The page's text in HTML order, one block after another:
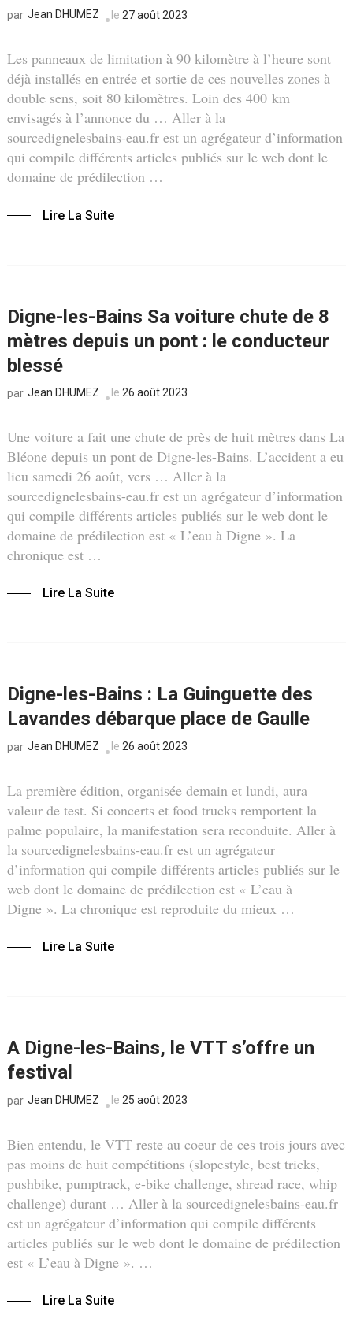
par Jean DHUMEZ le 27 août 2023
Les panneaux de limitation à 90 kilomètre à l’heure sont
déjà installés en entrée et sortie de ces nouvelles zones à
double sens, soit 80 kilomètres. Loin des 400 km
envisagés à l’annonce du … Aller à la
sourcedignelesbains-eau.fr est un agrégateur d’information
qui compile différents articles publiés sur le web dont le
domaine de prédilection …
Lire La Suite
Digne-les-Bains Sa voiture chute de 8
mètres depuis un pont : le conducteur
blessé
par Jean DHUMEZ le 26 août 2023
Une voiture a fait une chute de près de huit mètres dans La
Bléone depuis un pont de Digne-les-Bains. L’accident a eu
lieu samedi 26 août, vers … Aller à la
sourcedignelesbains-eau.fr est un agrégateur d’information
qui compile différents articles publiés sur le web dont le
domaine de prédilection est « L’eau à Digne ». La
chronique est …
Lire La Suite
Digne-les-Bains : La Guinguette des
Lavandes débarque place de Gaulle
par Jean DHUMEZ le 26 août 2023
La première édition, organisée demain et lundi, aura
valeur de test. Si concerts et food trucks remportent la
palme populaire, la manifestation sera reconduite. Aller à
la sourcedignelesbains-eau.fr est un agrégateur
d’information qui compile différents articles publiés sur le
web dont le domaine de prédilection est « L’eau à
Digne ». La chronique est reproduite du mieux …
Lire La Suite
A Digne-les-Bains, le VTT s’offre un
festival
par Jean DHUMEZ le 25 août 2023
Bien entendu, le VTT reste au coeur de ces trois jours avec
pas moins de huit compétitions (slopestyle, best tricks,
pushbike, pumptrack, e-bike challenge, shread race, whip
challenge) durant … Aller à la sourcedignelesbains-eau.fr
est un agrégateur d’information qui compile différents
articles publiés sur le web dont le domaine de prédilection
est « L’eau à Digne ». …
Lire La Suite